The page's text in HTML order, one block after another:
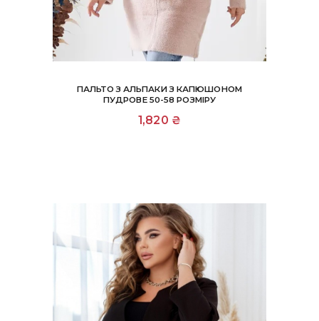
ПАЛЬТО З АЛЬПАКИ З КАПЮШОНОМ
ПУДРОВЕ 50-58 РОЗМІРУ
1,820 ₴